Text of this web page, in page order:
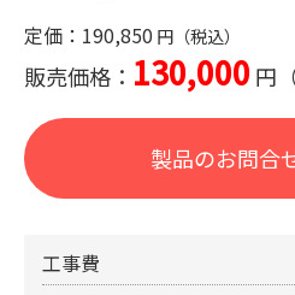
定価：190,850
販売価格： 130,000
製品のお問合
工事費